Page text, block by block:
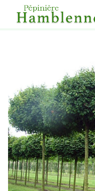
Accueil
ACER